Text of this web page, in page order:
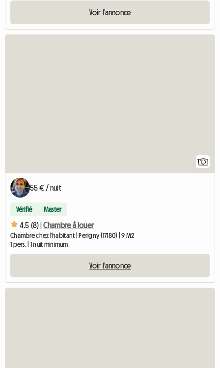
Voir l'annonce
55 € / nuit
Vérifié Master
4.5 (8) | Chambre å louer
Chambre chez l'habitant | Perigny (17180) | 9 M2
1 pers. | 1 nuit minimum
Voir l'annonce